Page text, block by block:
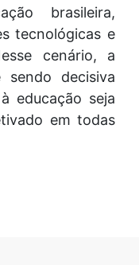
brasileira,
tecnológicas e
cenário, a
sendo decisiva
educação seja
em todas